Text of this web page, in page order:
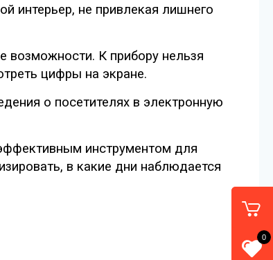
0
интерьер, не привлекая лишнего
возможности. К прибору нельзя
цифры на экране.
о посетителях в электронную
инструментом для
в какие дни наблюдается